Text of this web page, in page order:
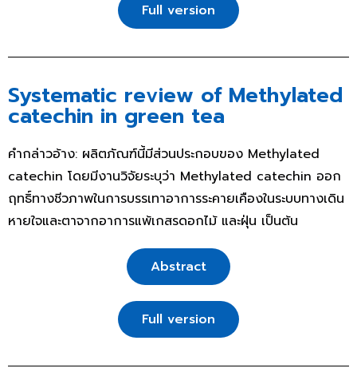
Full version
Systematic review of Methylated
catechin in green tea
คำกล่าวอ้าง: ผลิตภัณฑ์นี้มีส่วนประกอบของ Methylated
catechin โดยมีงานวิจัยระบุว่า Methylated catechin ออก
ฤทธิ์ทางชีวภาพในการบรรเทาอาการระคายเคืองในระบบทางเดิน
หายใจและตาจากอาการแพ้เกสรดอกไม้ และฝุ่น เป็นต้น
Abstract
Full version